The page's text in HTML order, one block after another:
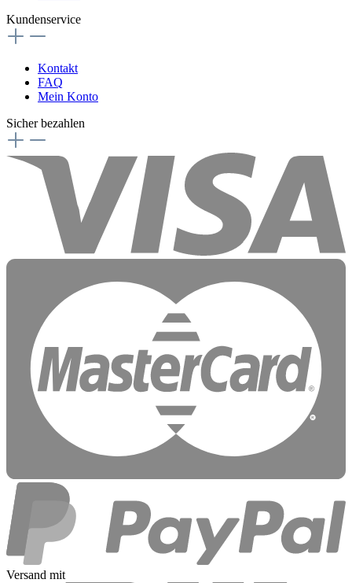
Kundenservice
Kontakt
FAQ
Mein Konto
Sicher bezahlen
Versand mit